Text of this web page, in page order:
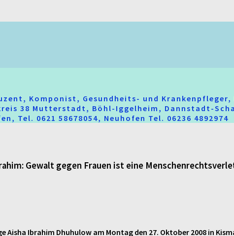
Komponist, Gesundheits- und
38 Mutterstadt, Böhl-Iggelheim, Dannstadt-
Tel. 0621 58678054, Neuhofen Tel. 06236 4892974
Gewalt gegen Frauen ist eine
Aisha Ibrahim Dhuhulow am Montag den 27. Oktober 2008 in